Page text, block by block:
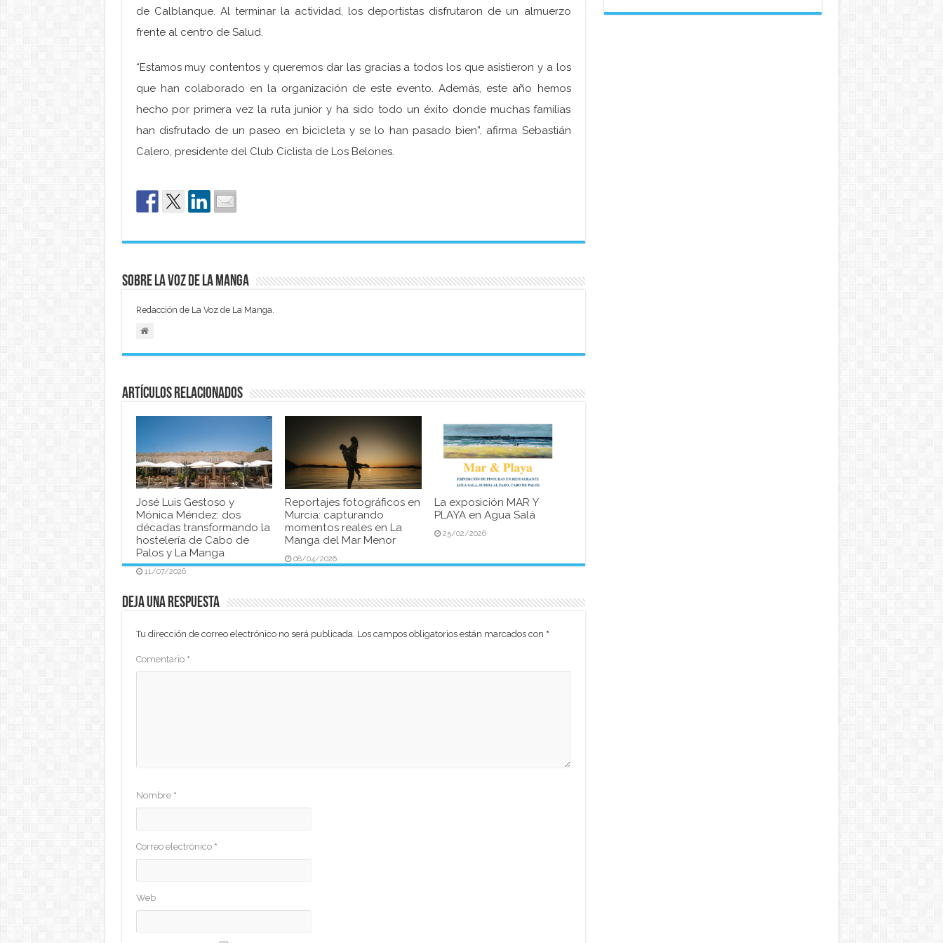
de Calblanque. Al terminar la actividad, los deportistas disfrutaron de un almuerzo
frente al centro de Salud.
“Estamos muy contentos y queremos dar las gracias a todos los que asistieron y a los
que han colaborado en la organización de este evento. Además, este año hemos
hecho por primera vez la ruta junior y ha sido todo un éxito donde muchas familias
han disfrutado de un paseo en bicicleta y se lo han pasado bien”, afirma Sebastián
Calero, presidente del Club Ciclista de Los Belones.
Sobre La Voz de La Manga
Redacción de La Voz de La Manga.
Artículos relacionados
José Luis Gestoso y
Mónica Méndez: dos
décadas transformando la
hostelería de Cabo de
Palos y La Manga
11/07/2026
Reportajes fotográficos en
Murcia: capturando
momentos reales en La
Manga del Mar Menor
08/04/2026
La exposición MAR Y
PLAYA en Agua Salá
25/02/2026
Deja una respuesta
Tu dirección de correo electrónico no será publicada. Los campos obligatorios están marcados con *
Comentario *
Nombre *
Correo electrónico *
Web